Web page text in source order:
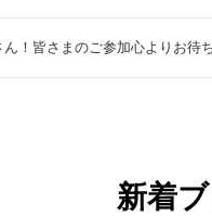
！皆さまのご参加心よりお待
新着